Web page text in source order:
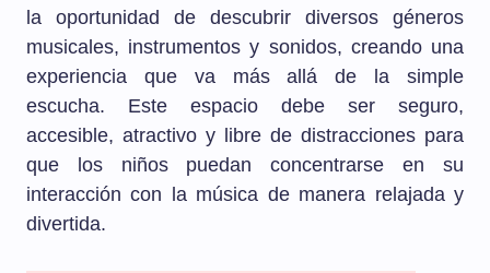
la oportunidad de descubrir diversos géneros
musicales, instrumentos y sonidos, creando una
experiencia que va más allá de la simple
escucha. Este espacio debe ser seguro,
accesible, atractivo y libre de distracciones para
que los niños puedan concentrarse en su
interacción con la música de manera relajada y
divertida.